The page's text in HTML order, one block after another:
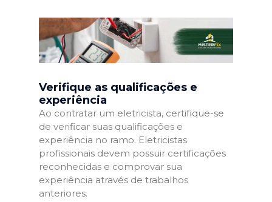
Verifique as qualificações e
experiência
Ao contratar um eletricista, certifique-se
de verificar suas qualificações e
experiência no ramo. Eletricistas
profissionais devem possuir certificações
reconhecidas e comprovar sua
experiência através de trabalhos
anteriores.